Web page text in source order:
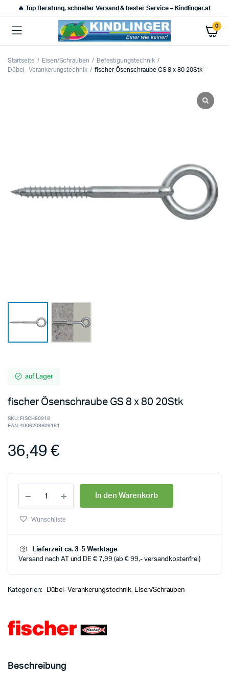
🔥 Top Beratung, schneller Versand & bester Service – Kindlinger.at
0
Startseite Eisen/Schrauben
Befestigungstechnik
Dübel- Verankerungstechnik
fischer Ösenschraube GS 8 x 80 20Stk
auf Lager
fischer Ösenschraube GS 8 x 80 20Stk
SKU: FISCH80918
EAN:4006209809181
36,49€
In den Warenkorb
Wunschliste
Lieferzeit ca. 3-5 Werktage
Versand nach AT und DE € 7,99 (ab € 99,- versandkostenfrei)
Kategorien: Dübel- Verankerungstechnik, Eisen/Schrauben
Beschreibung